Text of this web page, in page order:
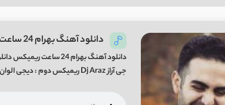
دانلود آهنگ بهرام 24 ساعت ریمیکس
جی آراز Dj Araz ریمیکس دوم : دیجی الوان DJ Elvan